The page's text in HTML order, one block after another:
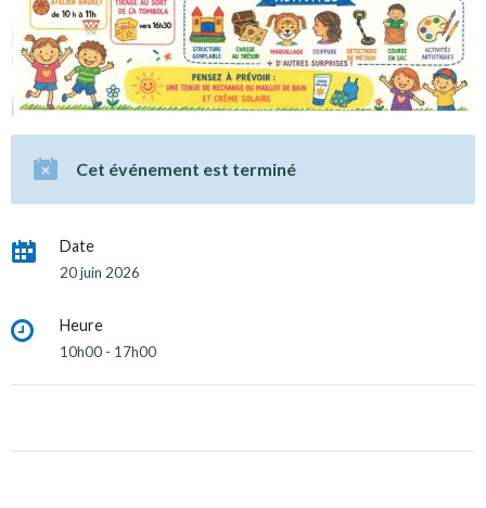
Cet événement est terminé
Date
20 juin 2026
Heure
10h00 - 17h00